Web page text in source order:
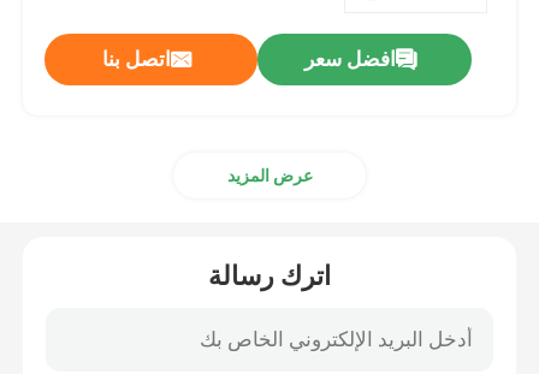
افضل سعر اتصل بنا
عرض المزيد
اترك رسالة